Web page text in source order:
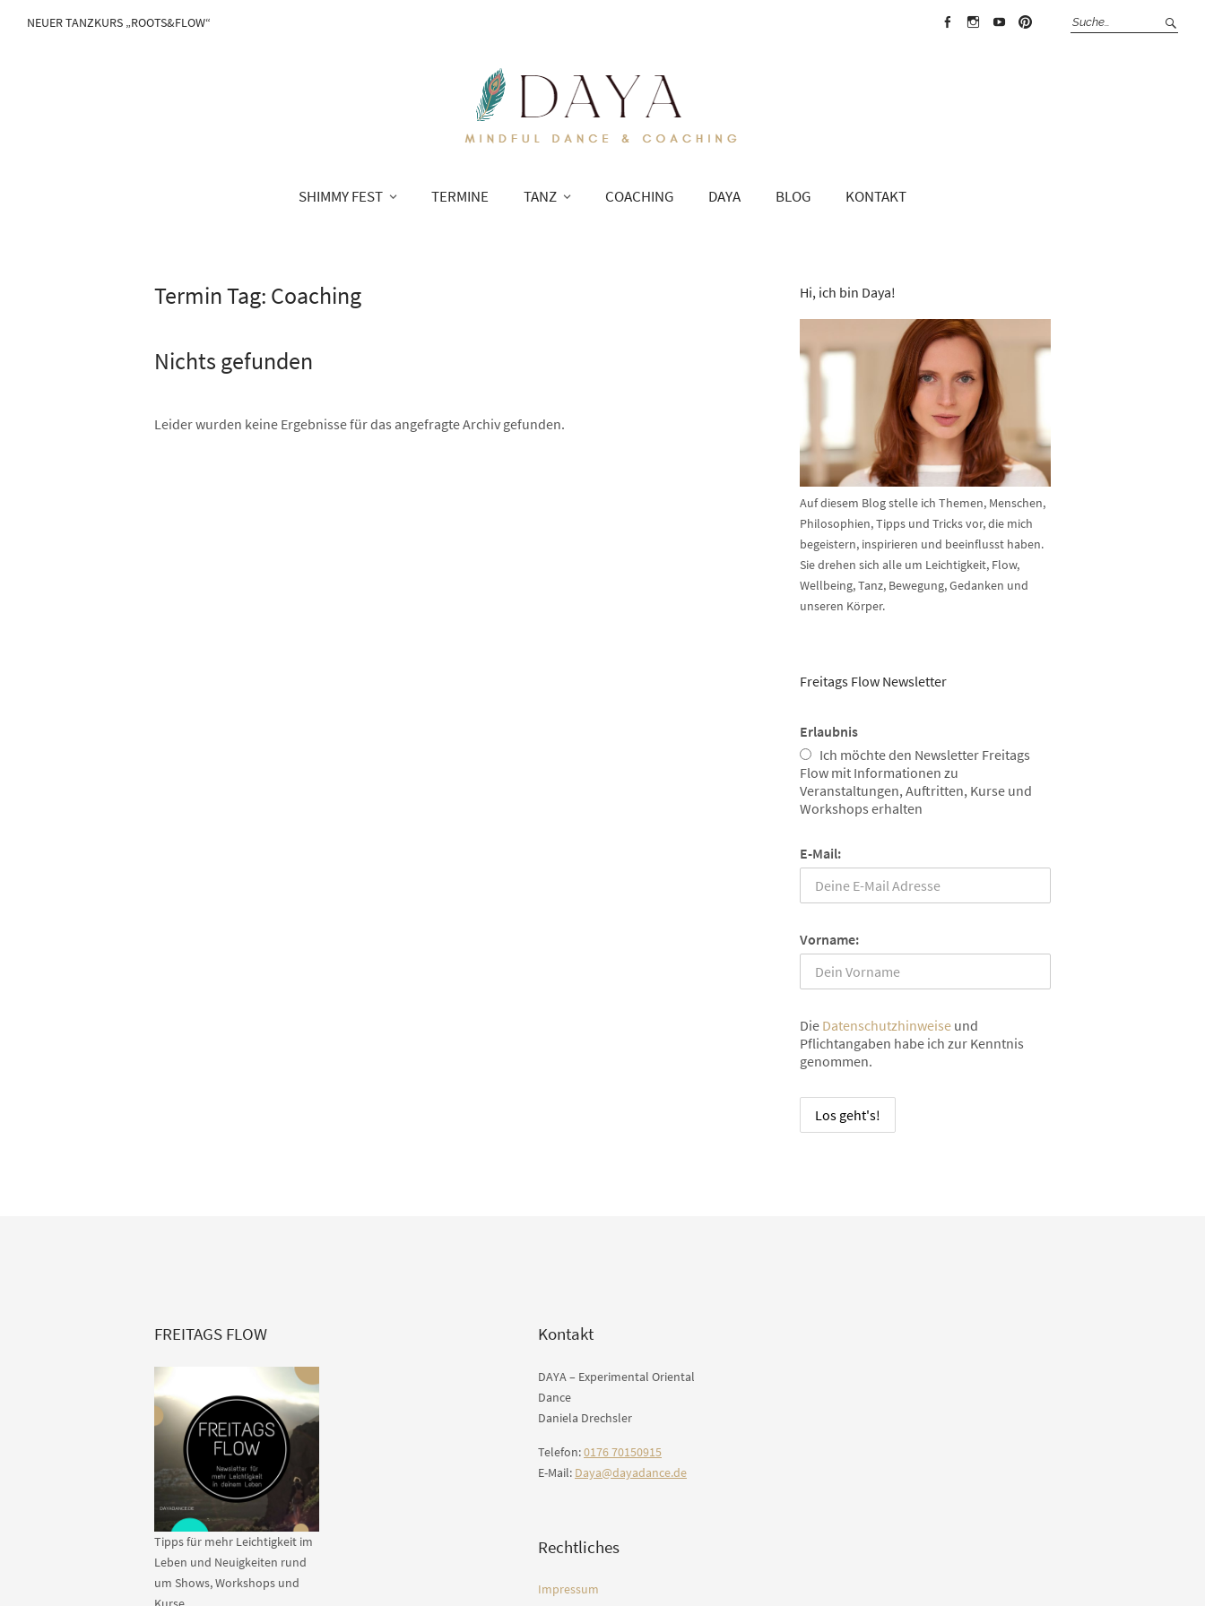
NEUER TANZKURS „ROOTS&FLOW“
SHIMMY FEST TERMINE TANZ COACHING DAYA BLOG KONTAKT
Termin Tag: Coaching
Nichts gefunden
Leider wurden keine Ergebnisse für das angefragte Archiv gefunden.
Hi, ich bin Daya!
Auf diesem Blog stelle ich Themen, Menschen,
Philosophien, Tipps und Tricks vor, die mich
begeistern, inspirieren und beeinflusst haben.
Sie drehen sich alle um Leichtigkeit, Flow,
Wellbeing, Tanz, Bewegung, Gedanken und
unseren Körper.
Freitags Flow Newsletter
Erlaubnis
Ich möchte den Newsletter Freitags
Flow mit Informationen zu
Veranstaltungen, Auftritten, Kurse und
Workshops erhalten
E-Mail:
Vorname:
Die Datenschutzhinweise und
Pflichtangaben habe ich zur Kenntnis
genommen.
FREITAGS FLOW
Tipps für mehr Leichtigkeit im
Leben und Neuigkeiten rund
um Shows, Workshops und
Kontakt
DAYA – Experimental Oriental
Dance
Daniela Drechsler
Telefon:0176 70150915
E-Mail: Daya@dayadance.de
Rechtliches
Impressum